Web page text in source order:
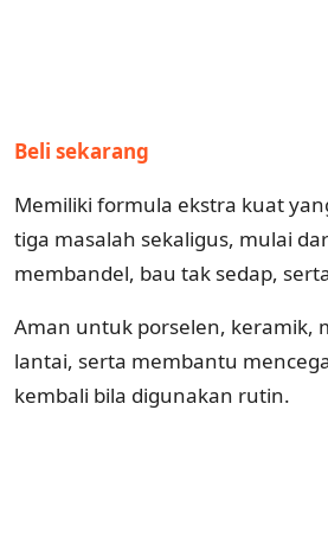
Beli sekarang
Memiliki formula ekstra kuat
tiga masalah sekaligus, mulai
membandel, bau tak sedap,
Aman untuk porselen, keramik,
lantai, serta membantu
kembali bila digunakan rutin.